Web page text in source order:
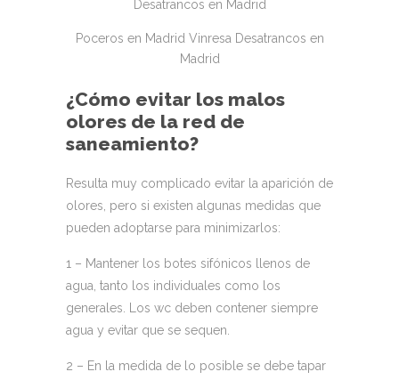
Poceros en Madrid Vinresa Desatrancos en
Madrid
¿Cómo evitar los malos
olores de la red de
saneamiento?
Resulta muy complicado evitar la aparición de
olores, pero si existen algunas medidas que
pueden adoptarse para minimizarlos:
1 – Mantener los botes sifónicos llenos de
agua, tanto los individuales como los
generales. Los wc deben contener siempre
agua y evitar que se sequen.
2 – En la medida de lo posible se debe tapar